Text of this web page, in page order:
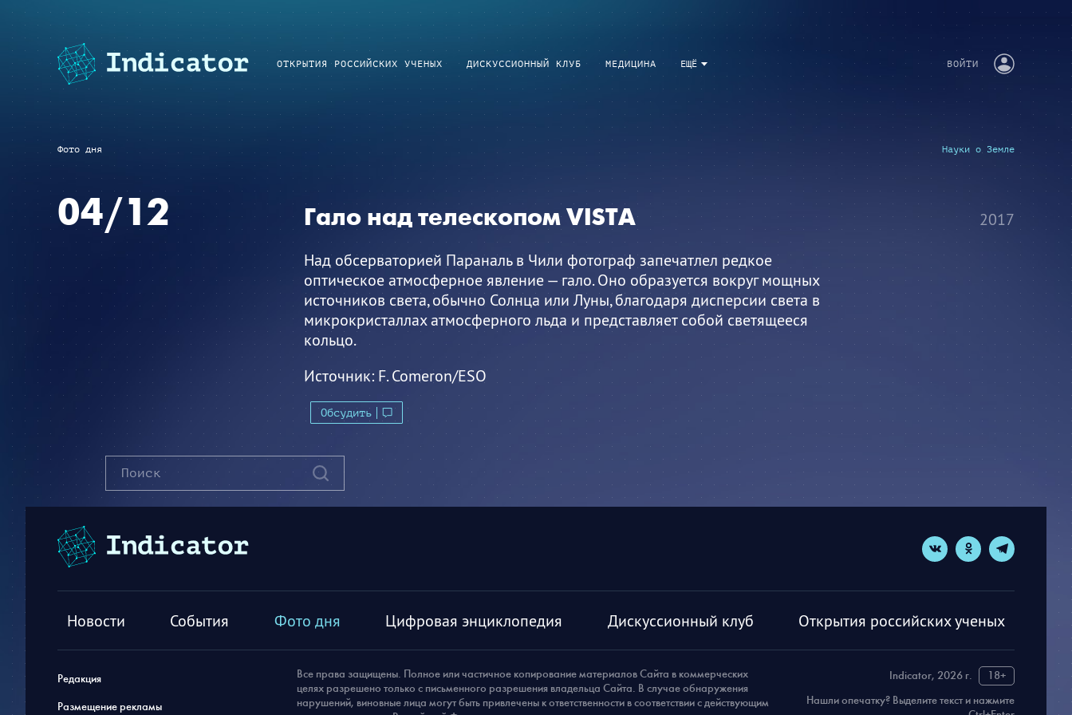
ЕЩЁ
ОТКРЫТИЯ РОССИЙСКИХ УЧЕНЫХ ДИСКУССИОННЫЙ КЛУБ МЕДИЦИНА ВОЙТИ
Фото дня Науки о Земле
04/12 Гало над телескопом VISTA
Над обсерваторией Параналь в Чили фотограф запечатлел редкое
оптическое атмосферное явление — гало. Оно образуется вокруг мощных
источников света, обычно Солнца или Луны, благодаря дисперсии света в
микрокристаллах атмосферного льда и представляет собой светящееся
кольцо.
Источник: F. Comeron/ESO
Обсудить
2017
Новости События Фото дня Цифровая энциклопедия Дискуссионный клуб Открытия российских ученых
Редакция
Размещение рекламы
Indicator, 2026 г.
18+
Нашли опечатку? Выделите текст и нажмите
Все права защищены. Полное или частичное копирование материалов Сайта в коммерческих
целях разрешено только с письменного разрешения владельца Сайта. В случае обнаружения
нарушений, виновные лица могут быть привлечены к ответственности в соответствии с действующим